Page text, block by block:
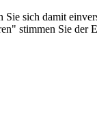
sich damit
stimmen Sie der